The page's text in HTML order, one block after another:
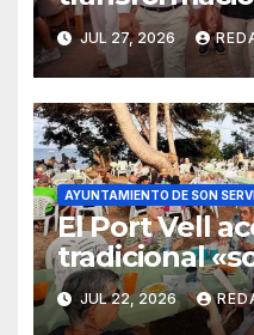
asfaltado,
y sanciones
JUL 27, 2026
AYUNTAMIENTO DE SON
El Port Vell
tradicional
de la Gent
Servera
JUL 22, 2026